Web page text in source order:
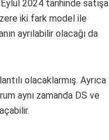
2024 tarihinde satışa
iki fark model ile
ayrılabilir olacağı da
olacaklarmış. Ayrıca
aynı zamanda DS ve